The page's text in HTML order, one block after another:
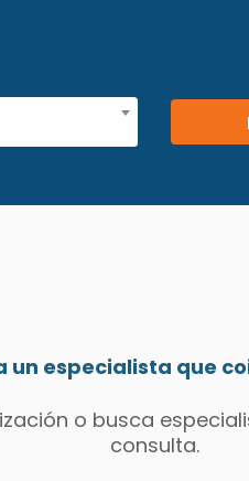
un especialista que
o busca
consulta.